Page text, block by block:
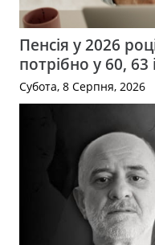
Пенсія у 2026
потрібно у 60, 63
Субота, 8 Серпня, 2026